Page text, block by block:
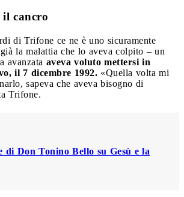
il cancro
di Trifone ce ne è uno sicuramente
la malattia che lo aveva colpito – un
avanzata aveva voluto mettersi in
il 7 dicembre 1992. «Quella volta mi
sapeva che aveva bisogno di
Trifone.
di Don Tonino Bello su Gesù e la